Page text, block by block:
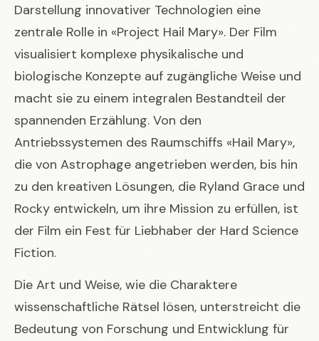
Darstellung innovativer Technologien eine
zentrale Rolle in «Project Hail Mary». Der Film
visualisiert komplexe physikalische und
biologische Konzepte auf zugängliche Weise und
macht sie zu einem integralen Bestandteil der
spannenden Erzählung. Von den
Antriebssystemen des Raumschiffs «Hail Mary»,
die von Astrophage angetrieben werden, bis hin
zu den kreativen Lösungen, die Ryland Grace und
Rocky entwickeln, um ihre Mission zu erfüllen, ist
der Film ein Fest für Liebhaber der Hard Science
Fiction.
Die Art und Weise, wie die Charaktere
wissenschaftliche Rätsel lösen, unterstreicht die
Bedeutung von Forschung und Entwicklung für